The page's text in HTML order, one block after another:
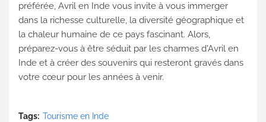
préférée, Avril en Inde vous invite à vous immerger
dans la richesse culturelle, la diversité géographique et
la chaleur humaine de ce pays fascinant. Alors,
préparez-vous à être séduit par les charmes d'Avril en
Inde et à créer des souvenirs qui resteront gravés dans
votre cœur pour les années à venir.
Tags: Tourisme en Inde